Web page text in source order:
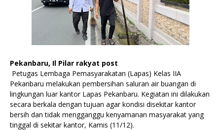
Pekanbaru, Il Pilar rakyat post
Petugas Lembaga Pemasyarakatan (Lapas) Kelas IIA
Pekanbaru melakukan pembersihan saluran air buangan di
lingkungan luar kantor Lapas Pekanbaru. Kegiatan ini dilakukan
secara berkala dengan tujuan agar kondisi disekitar kantor
bersih dan tidak mengganggu kenyamanan masyarakat yang
tinggal di sekitar kantor, Kamis (11/12).